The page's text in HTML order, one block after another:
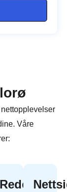
Våre
Redesign